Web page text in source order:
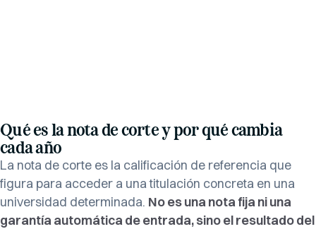
Qué es la nota de corte y por qué cambia
cada año
La nota de corte es la calificación de referencia que
figura para acceder a una titulación concreta en una
universidad determinada. No es una nota fija ni una
garantía automática de entrada, sino el resultado del